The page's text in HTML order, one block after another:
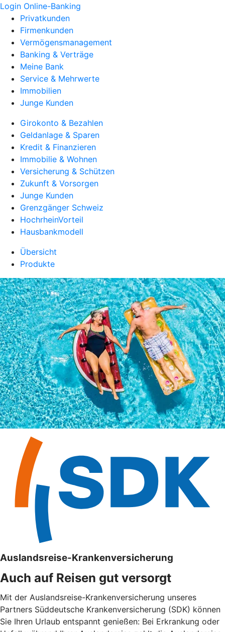
Login Online-Banking
Privatkunden
Firmenkunden
Vermögensmanagement
Banking & Verträge
Meine Bank
Service & Mehrwerte
Immobilien
Junge Kunden
Girokonto & Bezahlen
Geldanlage & Sparen
Kredit & Finanzieren
Immobilie & Wohnen
Versicherung & Schützen
Zukunft & Vorsorgen
Junge Kunden
Grenzgänger Schweiz
HochrheinVorteil
Hausbankmodell
Übersicht
Produkte
Auslandsreise-Krankenversicherung
Auch auf Reisen gut versorgt
Mit der Auslandsreise-Krankenversicherung unseres
Partners Süddeutsche Krankenversicherung (SDK) können
Sie Ihren Urlaub entspannt genießen: Bei Erkrankung oder